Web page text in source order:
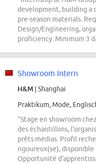
development, building a
pre-season materials.
Design/Engineering,
proficiency. Minimum 3
Showroom Intern
H&M | Shanghai
Praktikum, Mode,
“Stage en showroom
des échantillons,
prêts médias. Profil
rigoureux(se), disponible
Opportunité